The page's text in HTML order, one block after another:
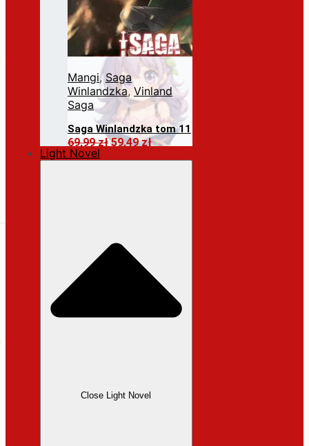
Mangi, Saga
Winlandzka, Vinland
Saga
Saga Winlandzka tom 11
69,99złPierwotna
59,49złAktualna
Dodaj do koszyka
Light Novel
Close Light Novel